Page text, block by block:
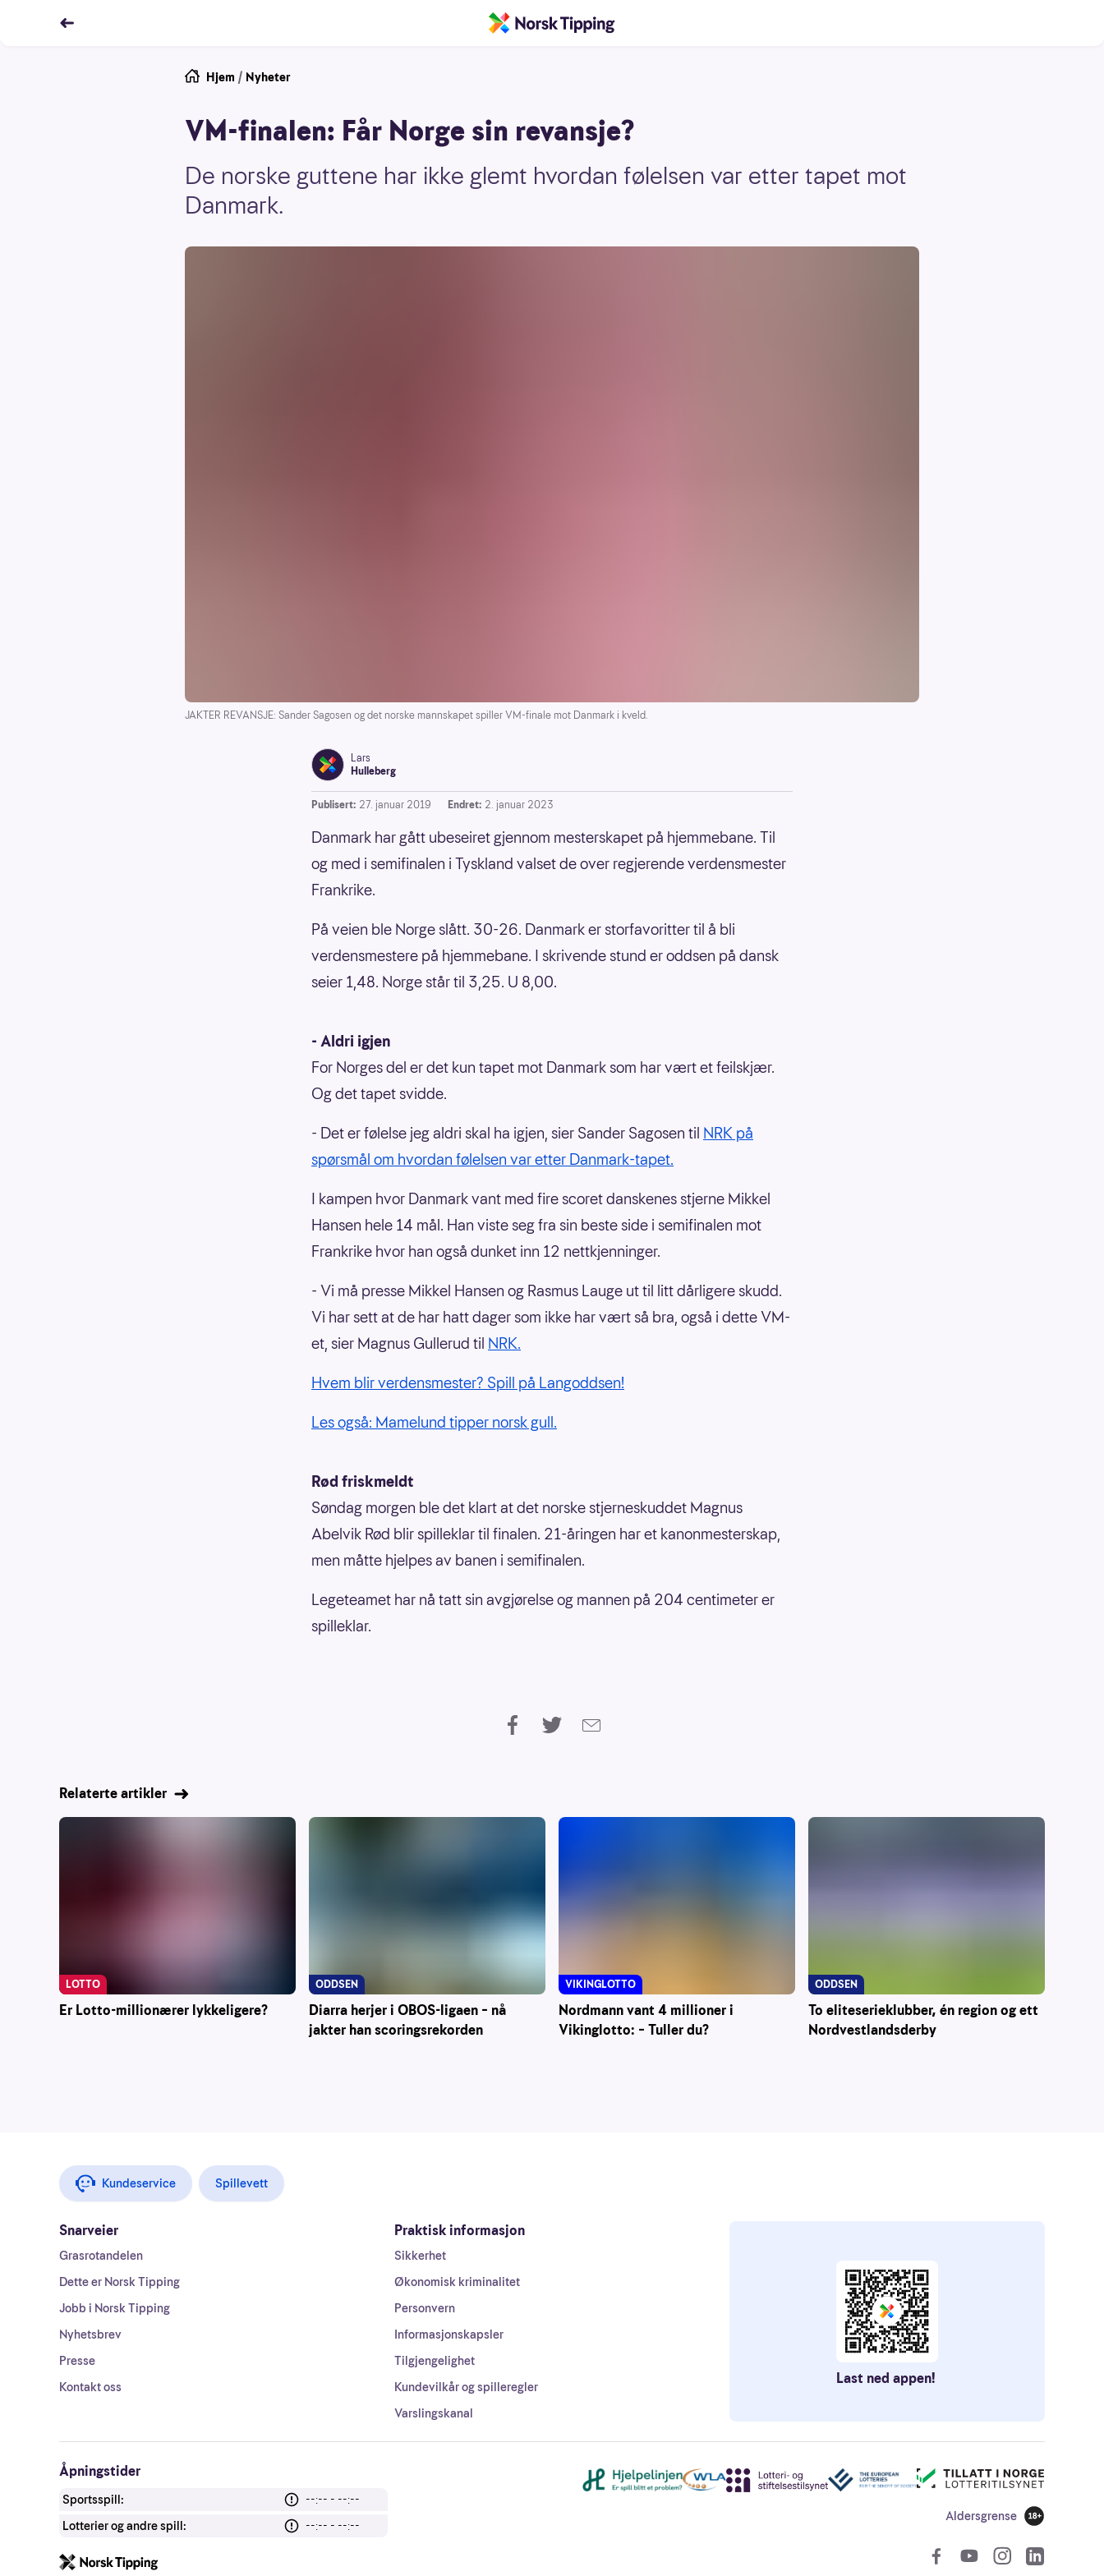
Hjem / Nyheter
VM-finalen: Får Norge sin revansje?
De norske guttene har ikke glemt hvordan følelsen var etter tapet mot
Danmark.
JAKTER REVANSJE: Sander Sagosen og det norske mannskapet spiller VM-finale mot Danmark i kveld.
Lars
Hulleberg
Publisert: 27. januar 2019 Endret: 2. januar 2023
Danmark har gått ubeseiret gjennom mesterskapet på hjemmebane. Til
og med i semifinalen i Tyskland valset de over regjerende verdensmester
Frankrike.
På veien ble Norge slått. 30-26. Danmark er storfavoritter til å bli
verdensmestere på hjemmebane. I skrivende stund er oddsen på dansk
seier 1,48. Norge står til 3,25. U 8,00.
- Aldri igjen
For Norges del er det kun tapet mot Danmark som har vært et feilskjær.
Og det tapet svidde.
- Det er følelse jeg aldri skal ha igjen, sier Sander Sagosen til NRK på
spørsmål om hvordan følelsen var etter Danmark-tapet.
I kampen hvor Danmark vant med fire scoret danskenes stjerne Mikkel
Hansen hele 14 mål. Han viste seg fra sin beste side i semifinalen mot
Frankrike hvor han også dunket inn 12 nettkjenninger.
- Vi må presse Mikkel Hansen og Rasmus Lauge ut til litt dårligere skudd.
Vi har sett at de har hatt dager som ikke har vært så bra, også i dette VM-
et, sier Magnus Gullerud til NRK.
Hvem blir verdensmester? Spill på Langoddsen!
Les også: Mamelund tipper norsk gull.
Rød friskmeldt
Søndag morgen ble det klart at det norske stjerneskuddet Magnus
Abelvik Rød blir spilleklar til finalen. 21-åringen har et kanonmesterskap,
men måtte hjelpes av banen i semifinalen.
Legeteamet har nå tatt sin avgjørelse og mannen på 204 centimeter er
spilleklar.
Relaterte artikler
Er Lotto-millionærer lykkeligere?
LOTTO
Diarra herjer i OBOS-ligaen – nå
jakter han scoringsrekorden
ODDSEN
Nordmann vant 4 millioner i
Vikinglotto: – Tuller du?
VIKINGLOTTO
To eliteserieklubber, én region og ett
Nordvestlandsderby
ODDSEN
Kundeservice Spillevett
Snarveier
Grasrotandelen
Dette er Norsk Tipping
Jobb i Norsk Tipping
Nyhetsbrev
Presse
Kontakt oss
Praktisk informasjon
Sikkerhet
Økonomisk kriminalitet
Personvern
Informasjonskapsler
Tilgjengelighet
Kundevilkår og spilleregler
Varslingskanal
Last ned appen!
Åpningstider
Sportsspill:
--:-- - --:--
Lotterier og andre spill:
--:-- - --:--
Aldersgrense
18 år